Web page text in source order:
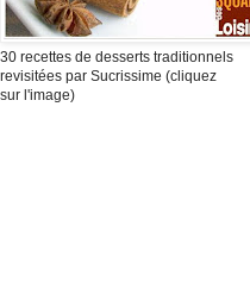
30 recettes de desserts traditionnels
revisitées par Sucrissime (cliquez
sur l'image)